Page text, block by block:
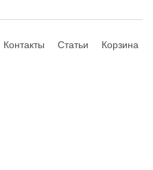
Контакты Статьи Корзина